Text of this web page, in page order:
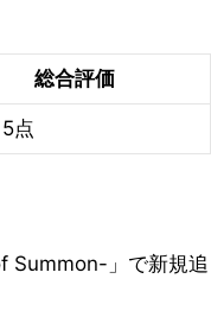
総合評価
5点
Summon-」で新規追